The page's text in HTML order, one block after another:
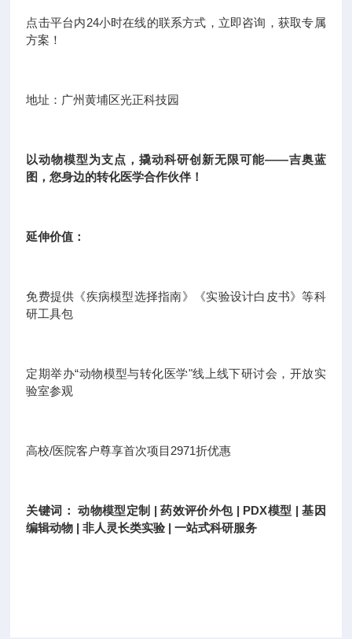
点击平台内24小时在线的联系方式，立即咨询，获取专属
方案！
地址：广州黄埔区光正科技园
以动物模型为支点，撬动科研创新无限可能——吉奥蓝
图，您身边的转化医学合作伙伴！
延伸价值：
免费提供《疾病模型选择指南》《实验设计白皮书》等科
研工具包
定期举办“动物模型与转化医学"线上线下研讨会，开放实
验室参观
高校/医院客户尊享首次项目2971折优惠
关键词： 动物模型定制 | 药效评价外包 | PDX模型 | 基因
编辑动物 | 非人灵长类实验 | 一站式科研服务